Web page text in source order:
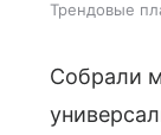
Трендовые
Собрали